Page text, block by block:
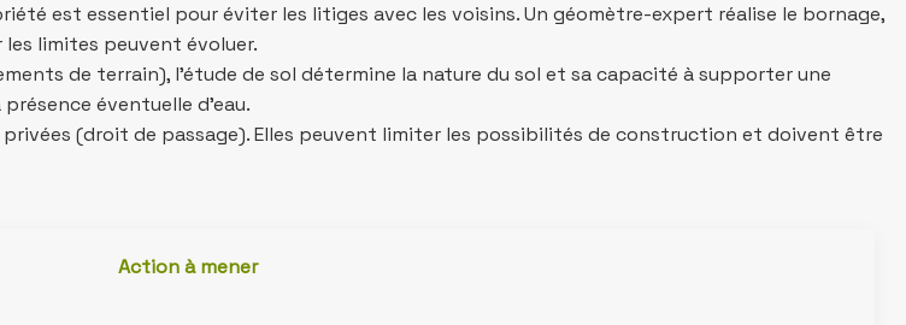
est essentiel pour éviter les litiges avec les voisins. Un géomètre-expert réalise le bornage,
limites peuvent évoluer.
de terrain), l’étude de sol détermine la nature du sol et sa capacité à supporter une
éventuelle d’eau.
(droit de passage). Elles peuvent limiter les possibilités de construction et doivent être
Action à mener